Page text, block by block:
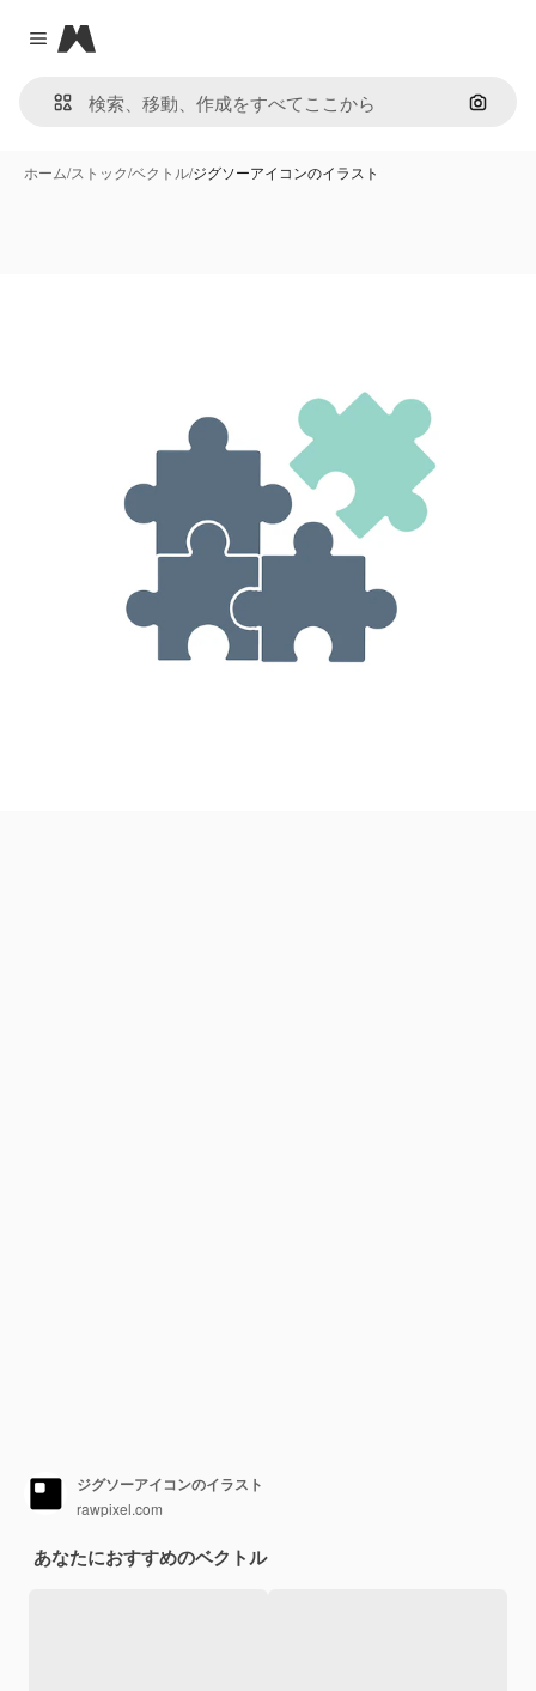
Close menu
Magnific
画像で
ホーム/ストック/ベクトル/ジグソーアイコンのイラスト
ジグソーアイコンのイラスト
rawpixel.com
あなたにおすすめのベクトル